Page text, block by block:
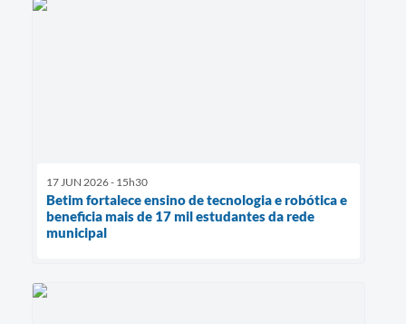
17 JUN 2026 - 15h30
Betim fortalece ensino de tecnologia e robótica e
beneficia mais de 17 mil estudantes da rede
municipal